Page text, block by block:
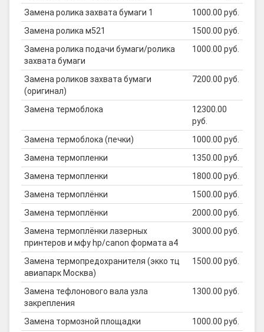
Замена ролика захвата бумаги 1
1000.00 руб.
Замена ролика м521
1500.00 руб.
Замена ролика подачи бумаги/ролика
захвата бумаги
1000.00 руб.
Замена роликов захвата бумаги
(оригинал)
7200.00 руб.
Замена термоблока
12300.00
руб.
Замена термоблока (печки)
1000.00 руб.
Замена термопленки
1350.00 руб.
Замена термопленки
1800.00 руб.
Замена термоплёнки
1500.00 руб.
Замена термоплёнки
2000.00 руб.
Замена термоплёнки лазерных
принтеров и мфу hp/canon формата а4
3000.00 руб.
Замена термопредохранителя (экко тц
авиапарк Москва)
1500.00 руб.
Замена тефлонового вала узла
закрепления
1300.00 руб.
Замена тормозной площадки 1000.00 руб.